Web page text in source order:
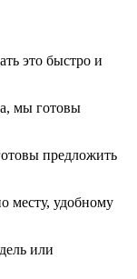
это быстро и
мы готовы
предложить
месту, удобному
или